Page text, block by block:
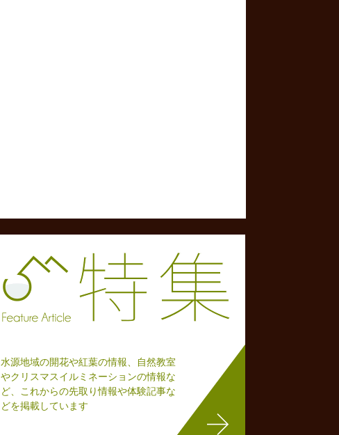
水源地域の開花や紅葉の情報、自然教室
やクリスマスイルミネーションの情報な
ど、これからの先取り情報や体験記事な
どを掲載しています